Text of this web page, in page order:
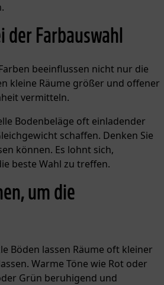
Farbauswahl
beeinflussen nicht nur die
kleine Räume größer und offener
vermitteln.
Bodenbeläge oft einladender
schaffen. Denken Sie
können. Es lohnt sich,
beste Wahl zu treffen.
um die
Böden lassen Räume oft kleiner
Warme Töne wie Rot oder
Grün beruhigend und